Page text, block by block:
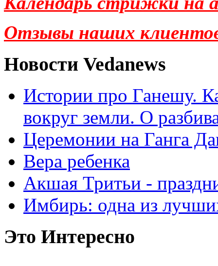
Отзывы наших
Новости Vedanews
Истории про Ганешу.
вокруг земли. О
Церемонии на Ганга
Вера ребенка
Акшая Тритьи -
Имбирь: одна из
Это Интересно